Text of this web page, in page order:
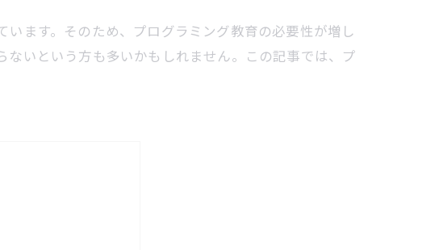
ます。そのため、プログラミング教育の必要性が増し
いという方も多いかもしれません。この記事では、プ